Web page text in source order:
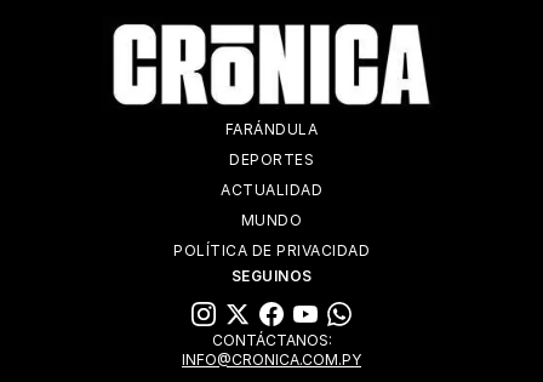
FARÁNDULA
DEPORTES
ACTUALIDAD
MUNDO
POLÍTICA DE PRIVACIDAD
SEGUINOS
CONTÁCTANOS:
INFO@CRONICA.COM.PY